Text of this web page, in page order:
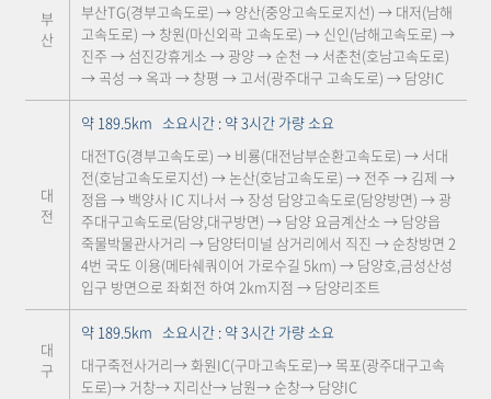
부
산
부산TG(경부고속도로) → 양산(중앙고속도로지선) → 대저(남해
고속도로) → 창원(마신외곽 고속도로) → 신인(남해고속도로) →
진주 → 섬진강휴게소 → 광양 → 순천 → 서춘천(호남고속도로)
→ 곡성 → 옥과 → 창평 → 고서(광주대구 고속도로) → 담양IC
대
전
약 189.5km 소요시간 : 약 3시간 가량 소요
대전TG(경부고속도로) → 비룡(대전남부순환고속도로) → 서대
전(호남고속도로지선) → 논산(호남고속도로) → 전주 → 김제 →
정읍 → 백양사 IC 지나서 → 장성 담양고속도로(담양방면) → 광
주대구고속도로(담양,대구방면) → 담양 요금계산소 → 담양읍
죽물박물관사거리 → 담양터미널 삼거리에서 직진 → 순창방면 2
4번 국도 이용(메타쉐쿼이어 가로수길 5km) → 담양호,금성산성
입구 방면으로 좌회전 하여 2km지점 → 담양리조트
대
구
약 189.5km 소요시간 : 약 3시간 가량 소요
대구죽전사거리→ 화원IC(구마고속도로)→ 목포(광주대구고속
도로)→ 거창→ 지리산→ 남원→ 순창→ 담양IC